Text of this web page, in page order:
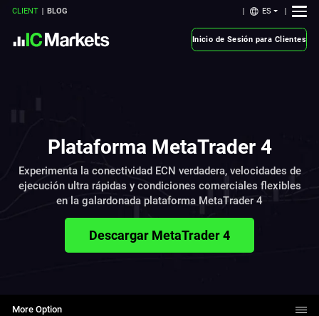
CLIENT BLOG ES
Inicio de Sesión para Clientes
Plataforma MetaTrader 4
Experimenta la conectividad ECN verdadera, velocidades de
ejecución ultra rápidas y condiciones comerciales flexibles
en la galardonada plataforma MetaTrader 4
Descargar MetaTrader 4
More Option